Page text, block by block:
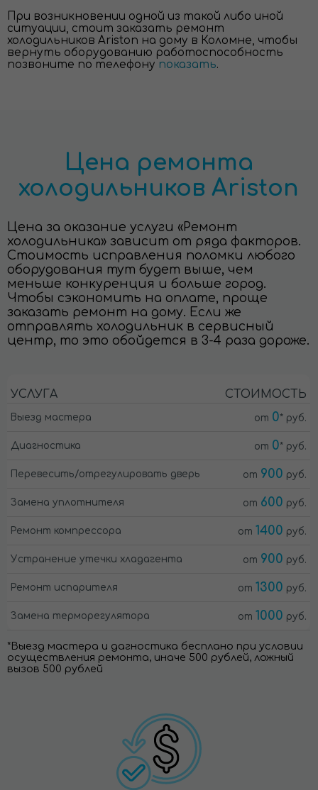
При возникновении одной из такой либо иной
ситуации, стоит заказать ремонт
холодильников Ariston на дому в Коломне, чтобы
вернуть оборудованию работоспособность
позвоните по телефону показать.
Цена ремонта
холодильников Ariston
Цена за оказание услуги «Ремонт
холодильника» зависит от ряда факторов.
Стоимость исправления поломки любого
оборудования тут будет выше, чем
меньше конкуренция и больше город.
Чтобы сэкономить на оплате, проще
заказать ремонт на дому. Если же
отправлять холодильник в сервисный
центр, то это обойдется в 3-4 раза дороже.
УСЛУГА СТОИМОСТЬ
Выезд мастера от 0* руб.
Диагностика от 0* руб.
Перевесить/отрегулировать дверь от 900 руб.
Замена уплотнителя от 600 руб.
Ремонт компрессора от 1400 руб.
Устранение утечки хладагента от 900 руб.
Ремонт испарителя от 1300 руб.
Замена терморегулятора от 1000 руб.
*Выезд мастера и дагностика бесплано при условии
осуществления ремонта, иначе 500 рублей, ложный
вызов 500 рублей